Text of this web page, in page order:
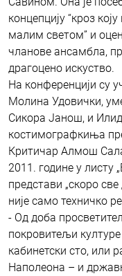
концепцију “кроз
малим светом” и
чланове ансамбла,
драгоцено искуство.
На конференцији су
Молина Удовички,
Сикора Јанош, и
костимографкиња
Критичар Алмош
2011. године у листу
представи „скоро
није само техничко
- Од доба
покровитељи
кабинетски сто, или
Наполеона – и